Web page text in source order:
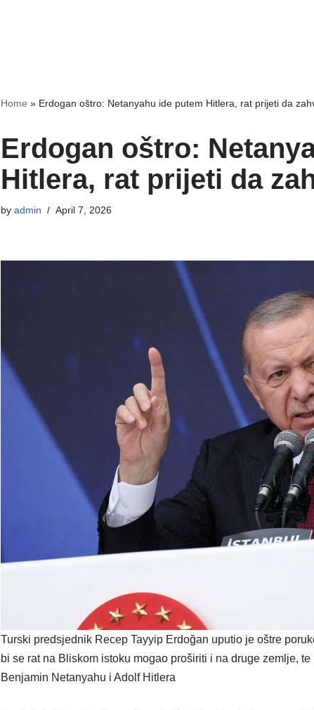
Home » Erdogan oštro: Netanyahu ide putem Hitlera, rat prijeti da
Erdogan oštro:
Hitlera, rat prijeti da
by admin April 7, 2026
Turski predsjednik Recep Tayyip Erdoğan uputio je oštre
bi se rat na Bliskom istoku mogao proširiti i na druge zemlje,
Benjamin Netanyahu i Adolf Hitlera